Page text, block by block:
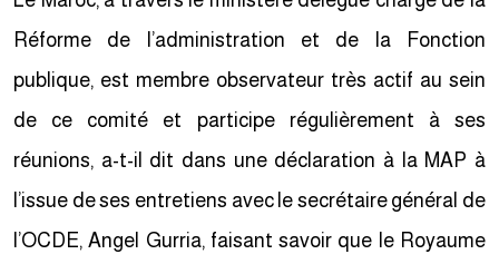
Réforme de l’administration et de la Fonction
publique, est membre observateur très actif au sein
de ce comité et participe régulièrement à ses
réunions, a-t-il dit dans une déclaration à la MAP à
l’issue de ses entretiens avec le secrétaire général de
l’OCDE, Angel Gurria, faisant savoir que le Royaume